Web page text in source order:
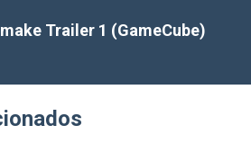
Trailer 1 (GameCube)